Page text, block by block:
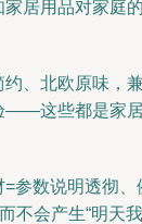
居用品对家庭
、北欧原味，
这些都是家
数说明透彻
会产生“明天